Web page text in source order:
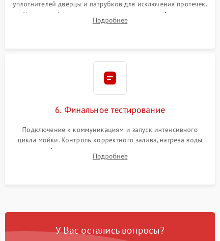
уплотнителей дверцы и патрубков для исключения протечек.
Надежная фиксация хомутов гидравлической системы,
сборка корпуса и установка датчика поплавка.
Подробнее
6. Финальное тестирование
Подключение к коммуникациям и запуск интенсивного
цикла мойки. Контроль корректного залива, нагрева воды
до нужной температуры, отсутствия посторонних шумов,
штатного слива и абсолютной сухости в поддоне.
Подробнее
У Вас остались вопросы?